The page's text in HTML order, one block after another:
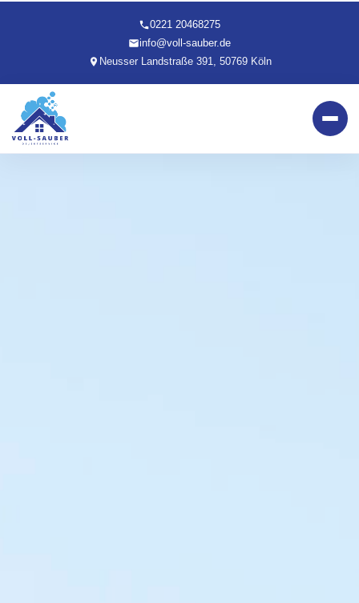
0221 20468275
info@voll-sauber.de
Neusser Landstraße 391, 50769 Köln